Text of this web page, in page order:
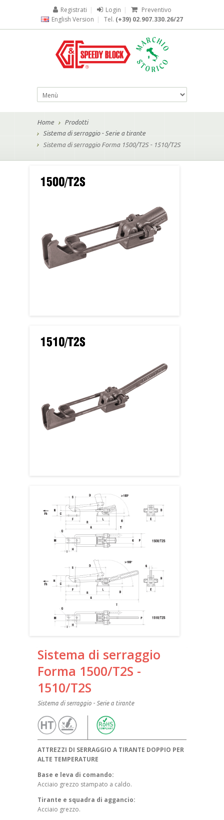
Registrati | Login |
Preventivo
English Version | Tel. (+39) 02.907.330.26/27
Home
Prodotti
Sistema di serraggio - Serie a tirante
Sistema di serraggio Forma 1500/T2S - 1510/T2S
Sistema di serraggio
Forma 1500/T2S -
1510/T2S
Sistema di serraggio - Serie a tirante
ATTREZZI DI SERRAGGIO A TIRANTE DOPPIO PER
ALTE TEMPERATURE
Base e leva di comando:
Acciaio grezzo stampato a caldo.
Tirante e squadra di aggancio:
Acciaio grezzo.